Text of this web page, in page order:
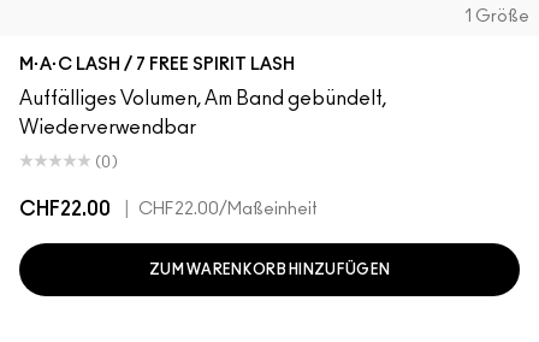
1 Größe
M·A·C LASH / 7 FREE SPIRIT LASH
Auffälliges Volumen, Am Band gebündelt,
Wiederverwendbar
(0)
CHF22.00 CHF22.00/Maßeinheit
ZUM WARENKORB HINZUFÜGEN